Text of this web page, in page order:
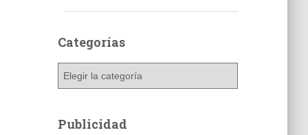
Categorías
g
Publicidad